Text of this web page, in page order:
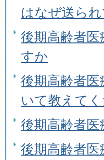
はなぜ送ら
後期高齢者
すか
後期高齢者
いて教えて
後期高齢者
後期高齢者